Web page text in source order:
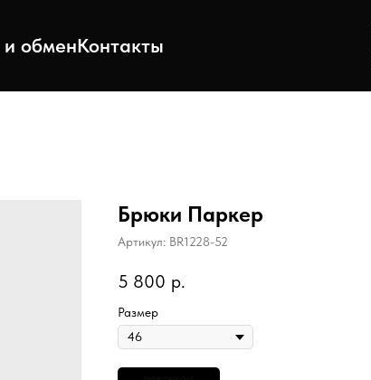
и обменКонтакты
Брюки Паркер
Артикул: BR1228-52
5 800 р.
Размер